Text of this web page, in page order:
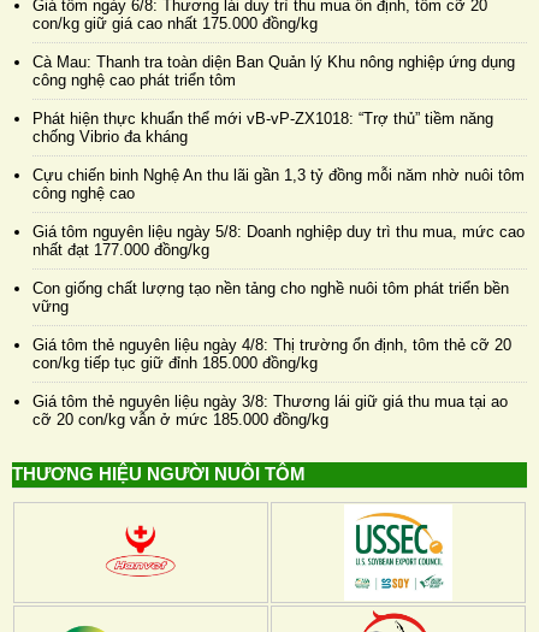
Giá tôm ngày 6/8: Thương lái duy trì thu mua ổn định, tôm cỡ 20
con/kg giữ giá cao nhất 175.000 đồng/kg
Cà Mau: Thanh tra toàn diện Ban Quản lý Khu nông nghiệp ứng dụng
công nghệ cao phát triển tôm
Phát hiện thực khuẩn thể mới vB-vP-ZX1018: “Trợ thủ” tiềm năng
chống Vibrio đa kháng
Cựu chiến binh Nghệ An thu lãi gần 1,3 tỷ đồng mỗi năm nhờ nuôi tôm
công nghệ cao
Giá tôm nguyên liệu ngày 5/8: Doanh nghiệp duy trì thu mua, mức cao
nhất đạt 177.000 đồng/kg
Con giống chất lượng tạo nền tảng cho nghề nuôi tôm phát triển bền
vững
Giá tôm thẻ nguyên liệu ngày 4/8: Thị trường ổn định, tôm thẻ cỡ 20
con/kg tiếp tục giữ đỉnh 185.000 đồng/kg
Giá tôm thẻ nguyên liệu ngày 3/8: Thương lái giữ giá thu mua tại ao
cỡ 20 con/kg vẫn ở mức 185.000 đồng/kg
THƯƠNG HIỆU NGƯỜI NUÔI TÔM